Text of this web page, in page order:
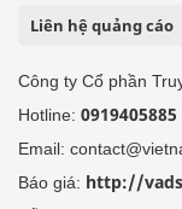
Liên hệ quảng cáo
Công ty Cổ phần
Hotline:
Email:
Báo giá: http://